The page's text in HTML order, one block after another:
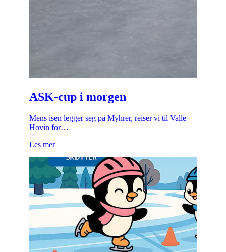
ASK-cup i morgen
Mens isen legger seg på Myhrer, reiser vi til Valle
Hovin for…
Les mer